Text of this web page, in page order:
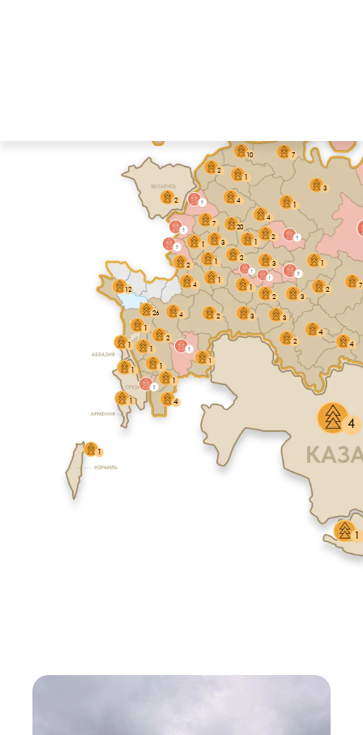
1
1
1
1
1
1
1
1
4
12
26 4 2
1
4
1
2
4
2 1
1
3
1
2
3
7 20
4
1
3
2
4
2
1
1
10 7
2
3
2
3
1
2
4
4
7
2
3
1